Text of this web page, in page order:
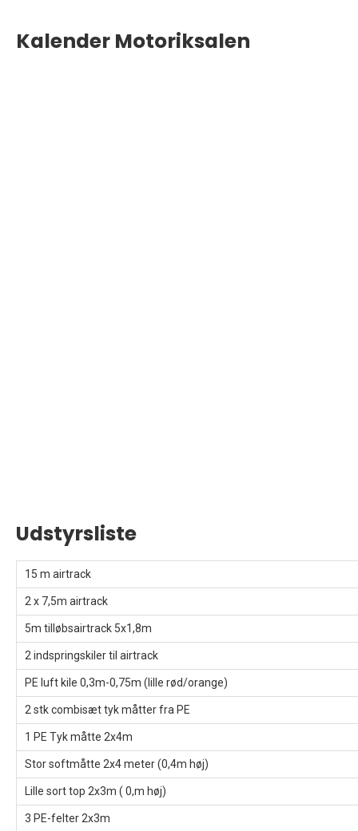
Kalender Motoriksalen
Udstyrsliste
15 m airtrack
2 x 7,5m airtrack
5m tilløbsairtrack 5x1,8m
2 indspringskiler til airtrack
PE luft kile 0,3m-0,75m (lille rød/orange)
2 stk combisæt tyk måtter fra PE
1 PE Tyk måtte 2x4m
Stor softmåtte 2x4 meter (0,4m høj)
Lille sort top 2x3m ( 0,m høj)
3 PE-felter 2x3m